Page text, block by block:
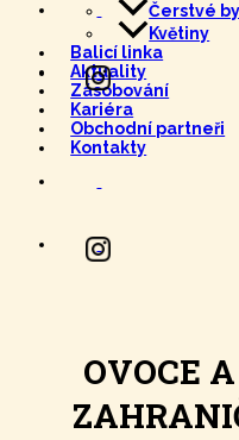
Čerstvé
Květiny
Balicí linka
Aktuality
Zásobování
Kariéra
Obchodní partneři
Kontakty
OVOCE